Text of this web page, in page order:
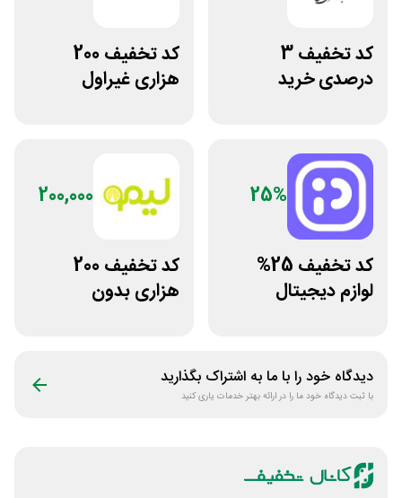
کد تخفیف 3
درصدی خرید
کد تخفیف 200
هزاری غیراول
25%
کد تخفیف 25%
لوازم دیجیتال
200,000
کد تخفیف 200
هزاری بدون
دیدگاه خود را با ما به اشتراک بگذارید
با ثبت دیدگاه خود ما را در ارائه بهتر خدمات یاری کنید